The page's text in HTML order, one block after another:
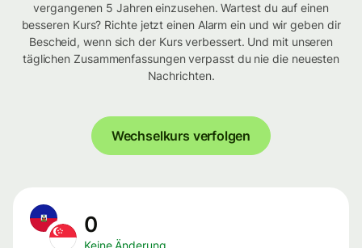
vergangenen 5 Jahren einzusehen. Wartest du auf einen
besseren Kurs? Richte jetzt einen Alarm ein und wir geben dir
Bescheid, wenn sich der Kurs verbessert. Und mit unseren
täglichen Zusammenfassungen verpasst du nie die neuesten
Nachrichten.
Wechselkurs verfolgen
0